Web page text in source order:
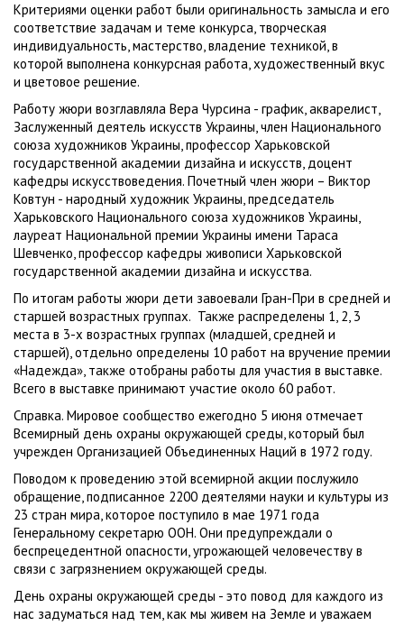
Критериями оценки работ были оригинальность замысла и его
соответствие задачам и теме конкурса, творческая
индивидуальность, мастерство, владение техникой, в
которой выполнена конкурсная работа, художественный вкус
и цветовое решение.
Работу жюри возглавляла Вера Чурсина - график, акварелист,
Заслуженный деятель искусств Украины, член Национального
союза художников Украины, профессор Харьковской
государственной академии дизайна и искусств, доцент
кафедры искусствоведения. Почетный член жюри – Виктор
Ковтун - народный художник Украины, председатель
Харьковского Национального союза художников Украины,
лауреат Национальной премии Украины имени Тараса
Шевченко, профессор кафедры живописи Харьковской
государственной академии дизайна и искусства.
По итогам работы жюри дети завоевали Гран-При в средней и
старшей возрастных группах. Также распределены 1, 2, 3
места в 3-х возрастных группах (младшей, средней и
старшей), отдельно определены 10 работ на вручение премии
«Надежда», также отобраны работы для участия в выставке.
Всего в выставке принимают участие около 60 работ.
Справка. Мировое сообщество ежегодно 5 июня отмечает
Всемирный день охраны окружающей среды, который был
учрежден Организацией Объединенных Наций в 1972 году.
Поводом к проведению этой всемирной акции послужило
обращение, подписанное 2200 деятелями науки и культуры из
23 стран мира, которое поступило в мае 1971 года
Генеральному секретарю ООН. Они предупреждали о
беспрецедентной опасности, угрожающей человечеству в
связи с загрязнением окружающей среды.
День охраны окружающей среды - это повод для каждого из
нас задуматься над тем, как мы живем на Земле и уважаем